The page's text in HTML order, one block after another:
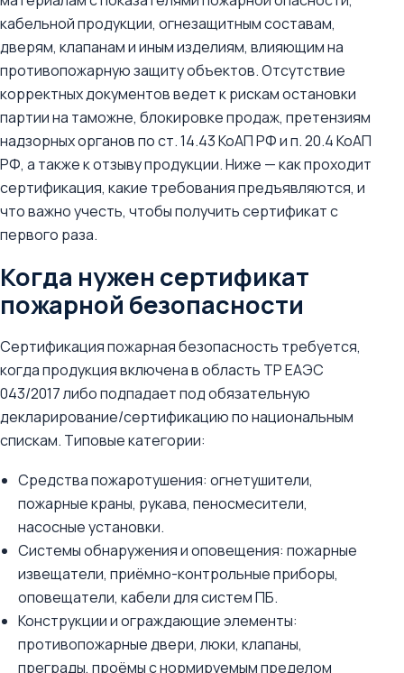
кабельной продукции, огнезащитным составам,
дверям, клапанам и иным изделиям, влияющим на
противопожарную защиту объектов. Отсутствие
корректных документов ведет к рискам остановки
партии на таможне, блокировке продаж, претензиям
надзорных органов по ст. 14.43 КоАП РФ и п. 20.4 КоАП
РФ, а также к отзыву продукции. Ниже — как проходит
сертификация, какие требования предъявляются, и
что важно учесть, чтобы получить сертификат с
первого раза.
Когда нужен сертификат
пожарной безопасности
Сертификация пожарная безопасность требуется,
когда продукция включена в область ТР ЕАЭС
043/2017 либо подпадает под обязательную
декларирование/сертификацию по национальным
спискам. Типовые категории:
Средства пожаротушения: огнетушители,
пожарные краны, рукава, пеносмесители,
насосные установки.
Системы обнаружения и оповещения: пожарные
извещатели, приёмно-контрольные приборы,
оповещатели, кабели для систем ПБ.
Конструкции и ограждающие элементы:
противопожарные двери, люки, клапаны,
преграды, проёмы с нормируемым пределом